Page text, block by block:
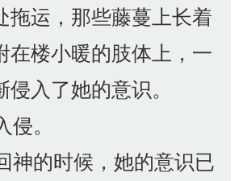
拖运，那些藤蔓上长着
在楼小暖的肢体上，一
入了她的意识。
。
的时候，她的意识已